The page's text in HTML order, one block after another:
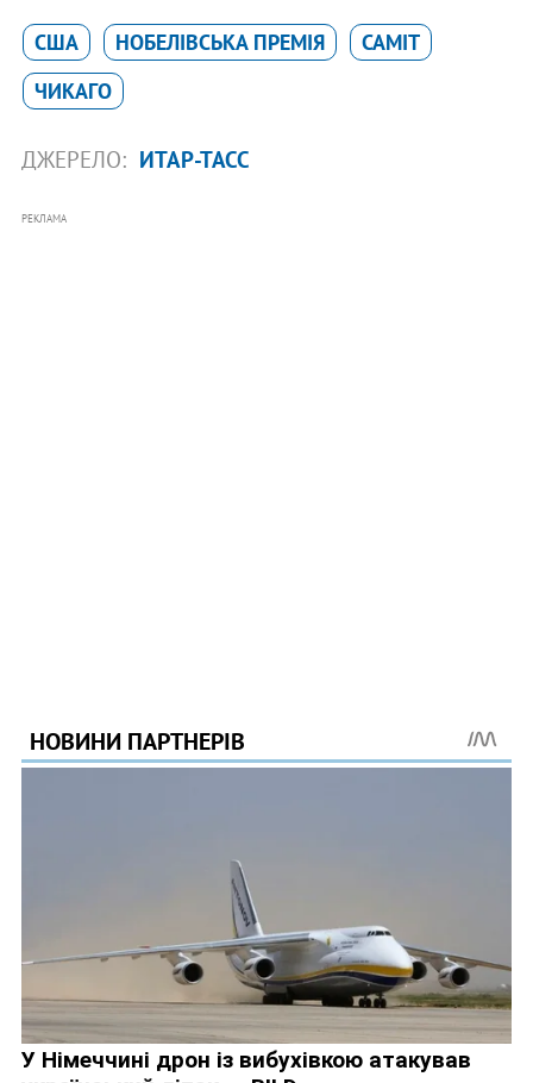
США НОБЕЛІВСЬКА ПРЕМІЯ
САМІТ
ЧИКАГО
ДЖЕРЕЛО: ИТАР-ТАСС
РЕКЛАМА